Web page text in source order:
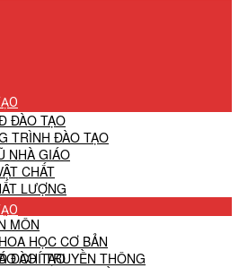
ĐÀO TẠO
ĐÀO TẠO
TRÌNH ĐÀO TẠO
NHÀ GIÁO
CHẤT
LƯỢNG
MÔN
HỌC CƠ BẢN
CHÍ TRUYỀN THÔNG